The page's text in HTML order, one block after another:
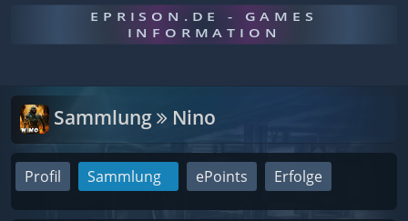
EPRISON.DE - GAMES
INFORMATION
Sammlung Nino
Profil Sammlung ePoints Erfolge